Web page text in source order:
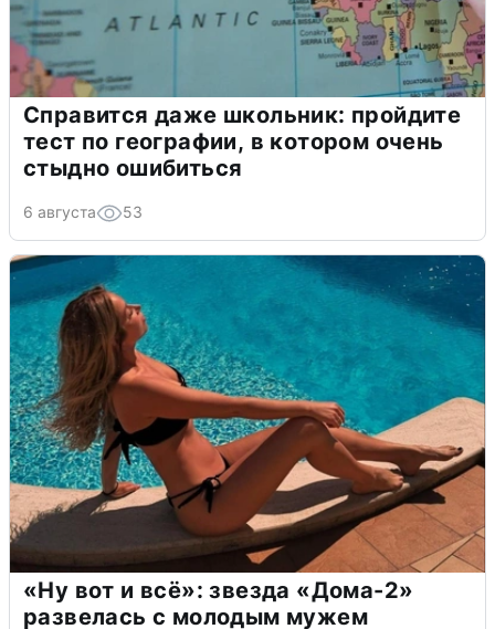
Справится даже школьник: пройдите
тест по географии, в котором очень
стыдно ошибиться
6 августа 53
«Ну вот и всё»: звезда «Дома-2»
развелась с молодым мужем